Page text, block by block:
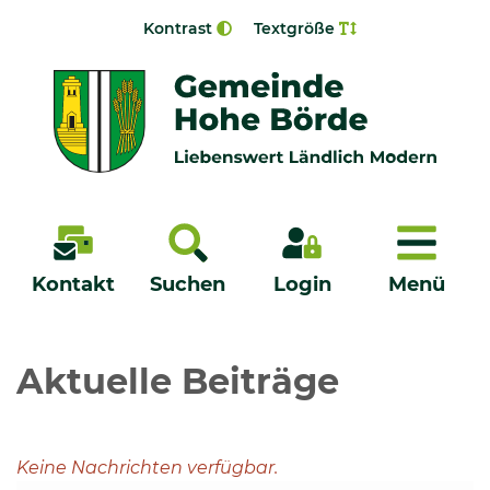
Kontrast Textgröße
Kontakt Suchen Login Menü
Menü
Aktuelle Beiträge
Keine Nachrichten verfügbar.